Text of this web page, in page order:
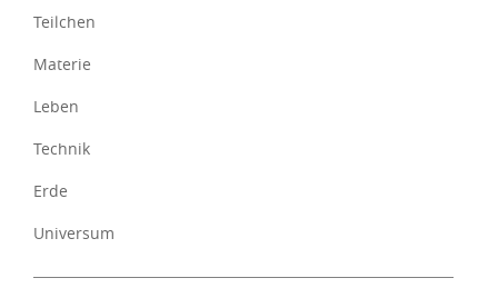
Teilchen
Materie
Leben
Technik
Erde
Universum